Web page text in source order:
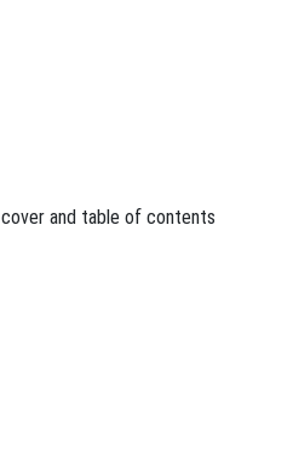
cover and table of contents